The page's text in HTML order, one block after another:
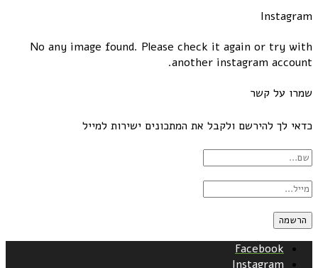
Instagram
No any image found. Please check it again or try with
another instagram account.
שמרו על קשר
כדאי לך להירשם ולקבל את המתכונים ישירות למייל
Facebook
Instagram